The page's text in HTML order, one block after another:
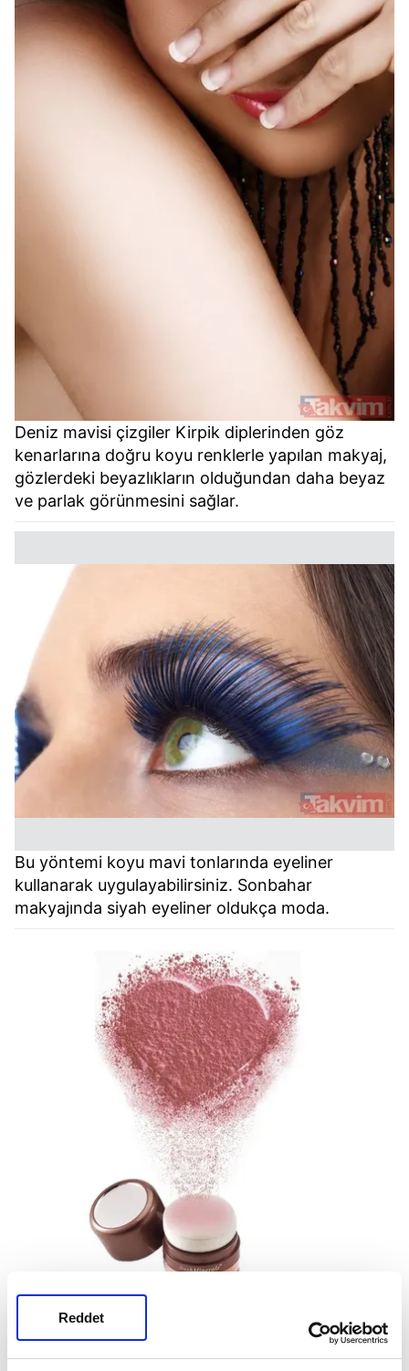
Reddet
Deniz mavisi çizgiler Kirpik diplerinden göz
kenarlarına doğru koyu renklerle yapılan makyaj,
gözlerdeki beyazlıkların olduğundan daha beyaz
ve parlak görünmesini sağlar.
Bu yöntemi koyu mavi tonlarında eyeliner
kullanarak uygulayabilirsiniz. Sonbahar
makyajında siyah eyeliner oldukça moda.
Renkli far kullanmadan gözlerinizde aynı etkiyi